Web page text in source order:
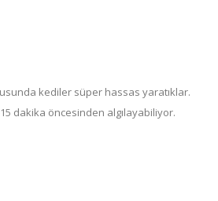
kediler süper hassas yaratıklar.
dakika öncesinden algılayabiliyor.